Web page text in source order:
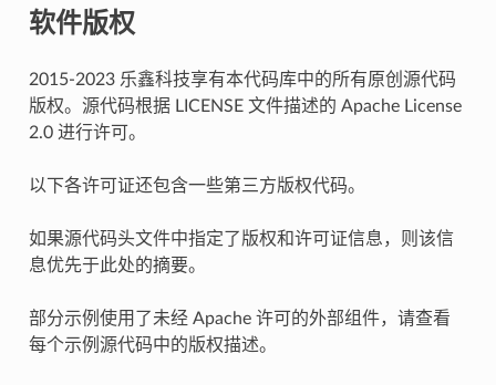
软件版权
2015-2023 乐鑫科技享有本代码库中的所有原创源代码
版权。源代码根据 LICENSE 文件描述的 Apache License
2.0 进行许可。
以下各许可证还包含一些第三方版权代码。
如果源代码头文件中指定了版权和许可证信息，则该信
息优先于此处的摘要。
部分示例使用了未经 Apache 许可的外部组件，请查看
每个示例源代码中的版权描述。